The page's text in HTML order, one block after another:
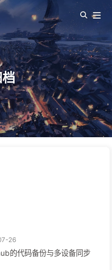
26
的代码备份与多设备同步